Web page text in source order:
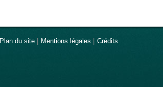
Plan du site Mentions légales Crédits